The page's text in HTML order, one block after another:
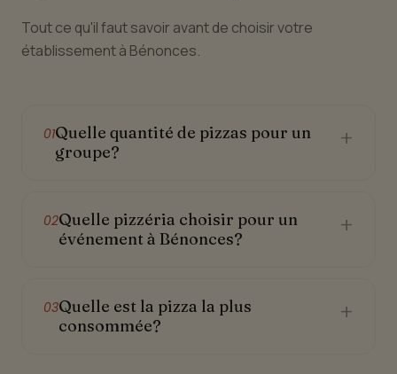
Tout ce qu'il faut savoir avant de choisir votre
établissement à Bénonces.
01Quelle quantité de pizzas pour un
groupe?
+
02Quelle pizzéria choisir pour un
événement à Bénonces?
+
03Quelle est la pizza la plus
consommée?
+